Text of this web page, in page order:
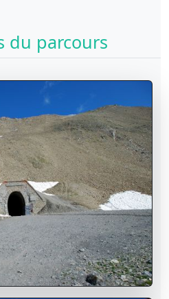
du parcours